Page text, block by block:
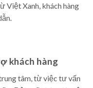
Việt Xanh, khách hàng
khách hàng
tâm, từ việc tư vấn